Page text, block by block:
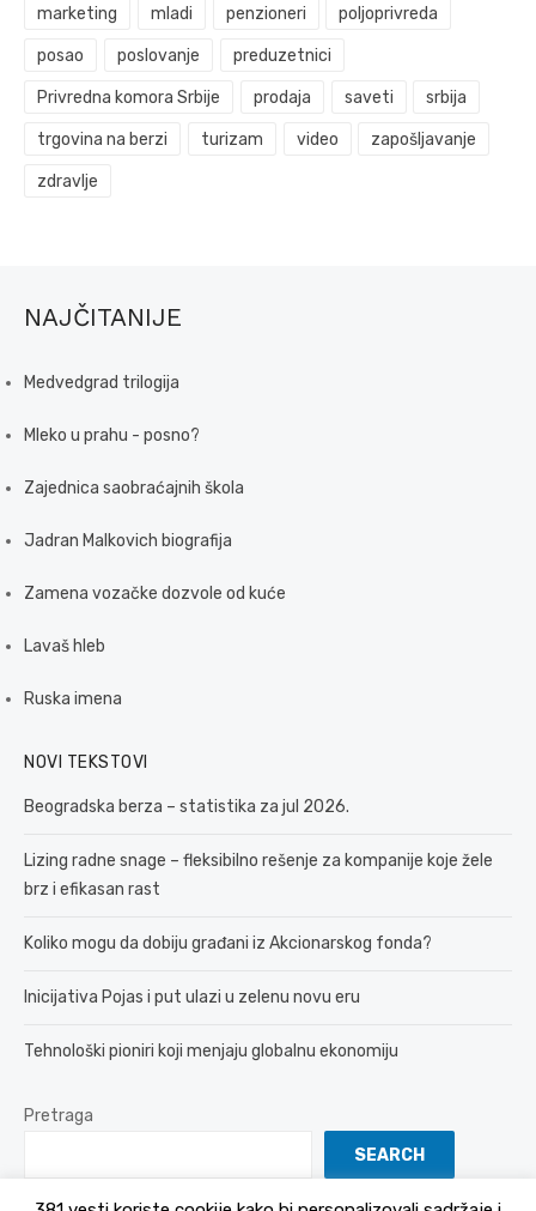
marketing mladi penzioneri poljoprivreda
posao poslovanje preduzetnici
Privredna komora Srbije prodaja saveti srbija
trgovina na berzi turizam video zapošljavanje
zdravlje
NAJČITANIJE
Medvedgrad trilogija
Mleko u prahu - posno?
Zajednica saobraćajnih škola
Jadran Malkovich biografija
Zamena vozačke dozvole od kuće
Lavaš hleb
Ruska imena
NOVI TEKSTOVI
Beogradska berza – statistika za jul 2026.
Lizing radne snage – fleksibilno rešenje za kompanije koje žele
brz i efikasan rast
Koliko mogu da dobiju građani iz Akcionarskog fonda?
Inicijativa Pojas i put ulazi u zelenu novu eru
Tehnološki pioniri koji menjaju globalnu ekonomiju
Pretraga
SEARCH